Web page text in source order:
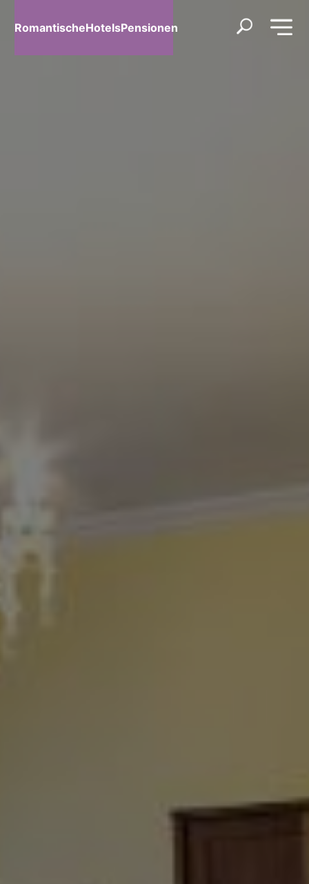
RomantischeHotelsPensionen